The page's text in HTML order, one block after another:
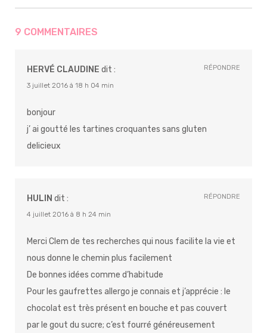
9 COMMENTAIRES
HERVÉ CLAUDINE dit :
3 juillet 2016 à 18 h 04 min
bonjour
j’ ai goutté les tartines croquantes sans gluten
delicieux
RÉPONDRE
HULIN dit :
4 juillet 2016 à 8 h 24 min
Merci Clem de tes recherches qui nous facilite la vie et
nous donne le chemin plus facilement
De bonnes idées comme d’habitude
Pour les gaufrettes allergo je connais et j’apprécie : le
chocolat est très présent en bouche et pas couvert
par le gout du sucre; c’est fourré généreusement
RÉPONDRE